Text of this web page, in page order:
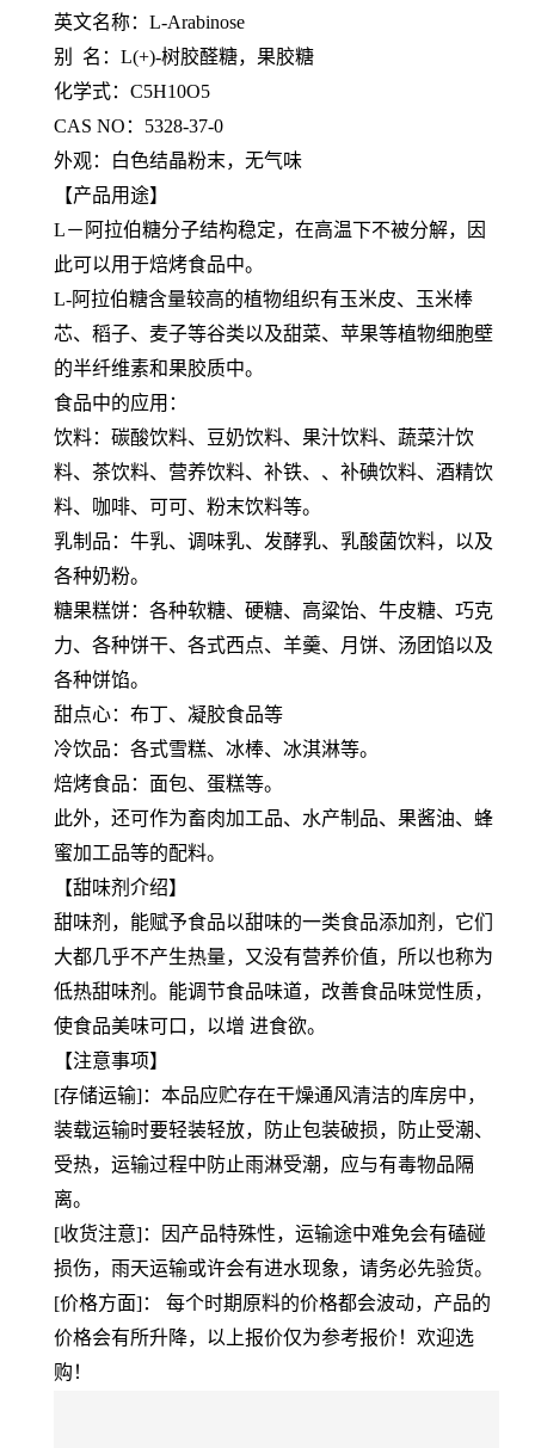
英文名称：L-Arabinose
别 名：L(+)-树胶醛糖，果胶糖
化学式：C5H10O5
CAS NO：5328-37-0
外观：白色结晶粉末，无气味
【产品用途】
L－阿拉伯糖分子结构稳定，在高温下不被分解，因
此可以用于焙烤食品中。
L-阿拉伯糖含量较高的植物组织有玉米皮、玉米棒
芯、稻子、麦子等谷类以及甜菜、苹果等植物细胞壁
的半纤维素和果胶质中。
食品中的应用：
饮料：碳酸饮料、豆奶饮料、果汁饮料、蔬菜汁饮
料、茶饮料、营养饮料、补铁、、补碘饮料、酒精饮
料、咖啡、可可、粉末饮料等。
乳制品：牛乳、调味乳、发酵乳、乳酸菌饮料，以及
各种奶粉。
糖果糕饼：各种软糖、硬糖、高粱饴、牛皮糖、巧克
力、各种饼干、各式西点、羊羹、月饼、汤团馅以及
各种饼馅。
甜点心：布丁、凝胶食品等
冷饮品：各式雪糕、冰棒、冰淇淋等。
焙烤食品：面包、蛋糕等。
此外，还可作为畜肉加工品、水产制品、果酱油、蜂
蜜加工品等的配料。
【甜味剂介绍】
甜味剂，能赋予食品以甜味的一类食品添加剂，它们
大都几乎不产生热量，又没有营养价值，所以也称为
低热甜味剂。能调节食品味道，改善食品味觉性质，
使食品美味可口，以增 进食欲。
【注意事项】
[存储运输]：本品应贮存在干燥通风清洁的库房中，
装载运输时要轻装轻放，防止包装破损，防止受潮、
受热，运输过程中防止雨淋受潮，应与有毒物品隔
离。
[收货注意]：因产品特殊性，运输途中难免会有磕碰
损伤，雨天运输或许会有进水现象，请务必先验货。
[价格方面]： 每个时期原料的价格都会波动，产品的
价格会有所升降，以上报价仅为参考报价！欢迎选
购！